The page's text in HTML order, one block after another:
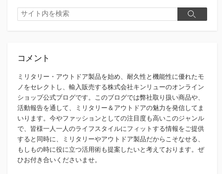
検
索
検
コメント
ミリタリー・アウトドア製品を始め、耐久性と機能性に優れたモ
ノをセレクトし、輸入販売する株式会社キンリューのオンライン
ショップ公式ブログです。このブログでは弊社取り扱い商品や、
活動報告を通して、ミリタリー＆アウトドアの魅力を発信してま
いります。今やファッションとしての注目度も高いこのジャンル
で、皆様一人一人のライフスタイルにフィットする情報をご提供
すると同時に、ミリタリーやアウトドア製品だからこそなせる、
もしもの時に役に立つ活用術も提案したいと考えております。ぜ
ひお付き合いくださいませ。